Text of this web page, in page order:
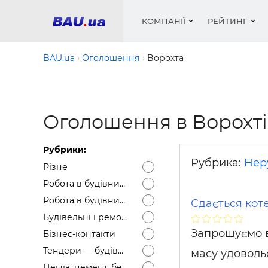
КОМПАНІЇ РЕЙТИНГ
Медіа
Вікна і
Сипучі
цемент
BAU.ua Оголошення Ворохта
Оголошення в Ворохті
Рубрики:
Різне
Робота в будівництві — Вакансії
Робота в будівництві — Резюме
Будівельні і ремонтні послуги
Бізнес-контакти
Тендери — будівельні
Рубрика:
Сдається
Запрошуємо
масу